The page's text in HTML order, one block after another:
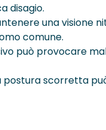
disagio.
una visione
comune.
può provocare
postura scorretta